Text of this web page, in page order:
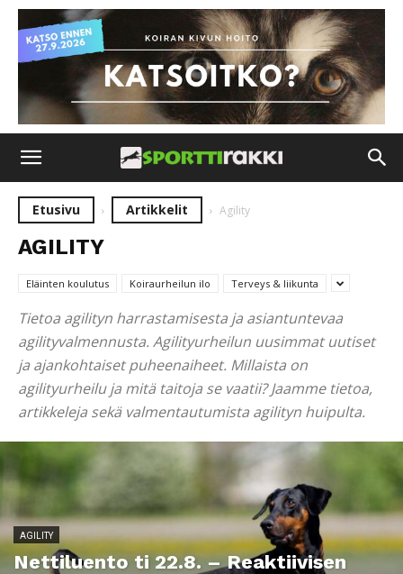
Etusivu Artikkelit Agility
AGILITY
Eläinten koulutus Koiraurheilun ilo Terveys & liikunta
Tietoa agilityn harrastamisesta ja asiantuntevaa
agilityvalmennusta. Agilityurheilun uusimmat uutiset
ja ajankohtaiset puheenaiheet. Millaista on
agilityurheilu ja mitä taitoja se vaatii? Jaamme tietoa,
artikkeleja sekä valmentautumista agilityn huipulta.
AGILITY
Nettiluento ti 22.8. – Reaktiivisen